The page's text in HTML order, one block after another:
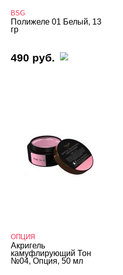
LOKONOKO
Lunail
Mystique
NAIL MODA
NOGTIKA
SEREBRO
Trend Nails
BSG
Полижеле 01 Белый, 13
гр
490 руб.
ОПЦИЯ
Акригель
камуфлирующий Тон
№04, Опция, 50 мл